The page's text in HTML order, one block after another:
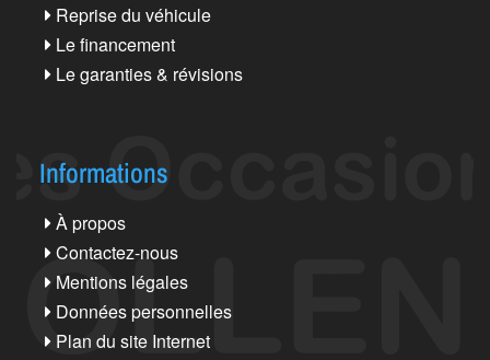
Reprise du véhicule
Le financement
Le garanties & révisions
Informations
À propos
Contactez-nous
Mentions légales
Données personnelles
Plan du site Internet